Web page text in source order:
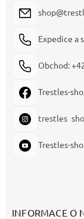
Expedice a
Obchod:
Trestles-
Trestles-
INFORMACE O